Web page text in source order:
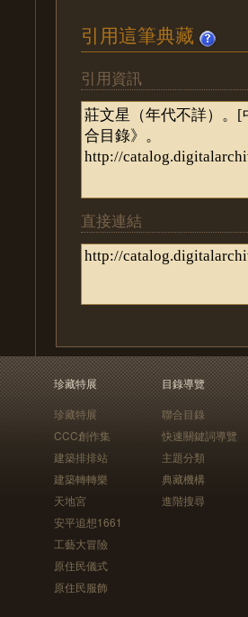
引用這筆典藏
引用資訊
直接連結
珍藏特展
珍藏特展
CCC創作集
建築排排站
建築轉轉樂
天地宮
安平追想1661
工藝大冒險
原住民儀式
原住民服飾
目錄導覽
聯合目錄
快速關鍵詞導覽
主題分類
典藏機構
進階搜尋